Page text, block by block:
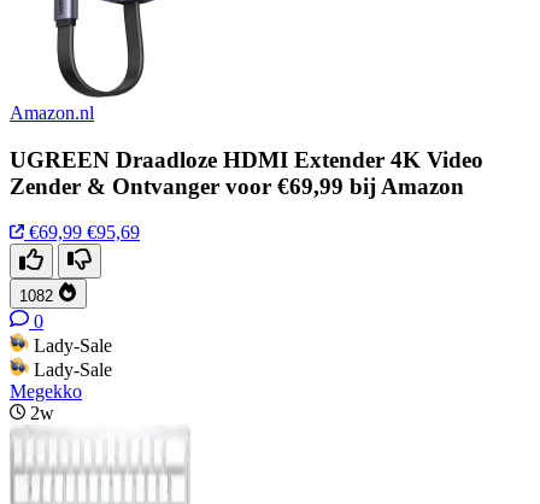
Amazon.nl
UGREEN Draadloze HDMI Extender 4K Video
Zender & Ontvanger voor €69,99 bij Amazon
€69,99 €95,69
1082
0
Lady-Sale
Lady-Sale
Megekko
2w